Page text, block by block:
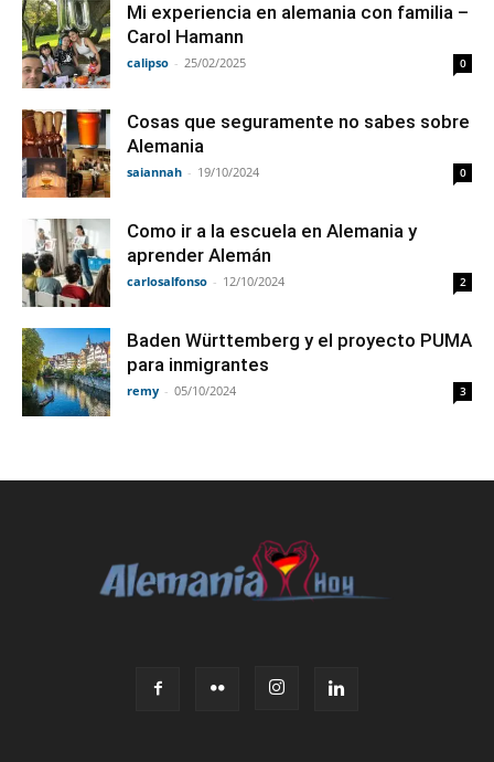
Mi experiencia en alemania con familia –
Carol Hamann
calipso - 25/02/2025 0
Cosas que seguramente no sabes sobre
Alemania
saiannah - 19/10/2024 0
Como ir a la escuela en Alemania y
aprender Alemán
carlosalfonso - 12/10/2024 2
Baden Württemberg y el proyecto PUMA
para inmigrantes
remy - 05/10/2024 3